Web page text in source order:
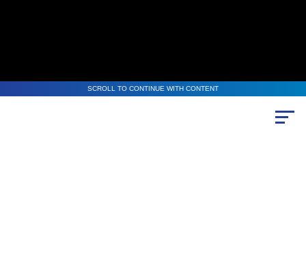
SCROLL TO CONTINUE WITH CONTENT